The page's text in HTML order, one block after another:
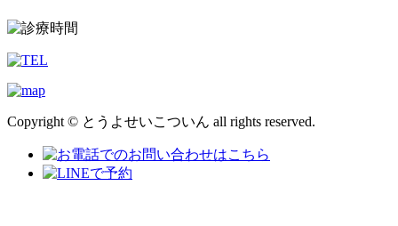
Copyright © とうよせいこついん all rights reserved.